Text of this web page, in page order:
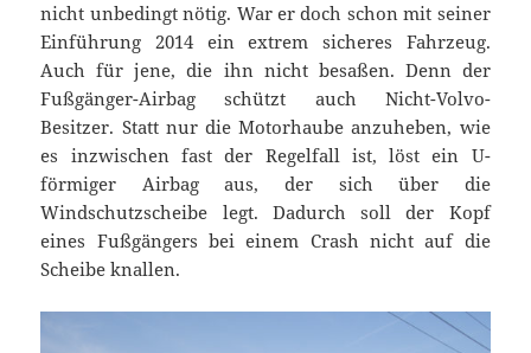
nicht unbedingt nötig. War er doch schon mit seiner
Einführung 2014 ein extrem sicheres Fahrzeug.
Auch für jene, die ihn nicht besaßen. Denn der
Fußgänger-Airbag schützt auch Nicht-Volvo-
Besitzer. Statt nur die Motorhaube anzuheben, wie
es inzwischen fast der Regelfall ist, löst ein U-
förmiger Airbag aus, der sich über die
Windschutzscheibe legt. Dadurch soll der Kopf
eines Fußgängers bei einem Crash nicht auf die
Scheibe knallen.